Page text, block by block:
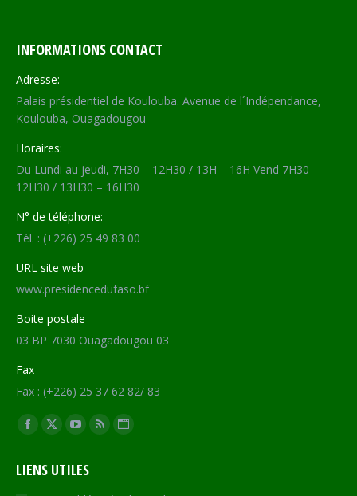
INFORMATIONS CONTACT
Adresse:
Palais présidentiel de Koulouba. Avenue de l´Indépendance,
Koulouba, Ouagadougou
Horaires:
Du Lundi au jeudi, 7H30 – 12H30 / 13H – 16H Vend 7H30 –
12H30 / 13H30 – 16H30
N° de téléphone:
Tél. : (+226) 25 49 83 00
URL site web
www.presidencedufaso.bf
Boite postale
03 BP 7030 Ouagadougou 03
Fax
Fax : (+226) 25 37 62 82/ 83
Trouvez nous sur :
Facebook
opens
X
opens
YouTube
opens
RSS Site
LIENS UTILES